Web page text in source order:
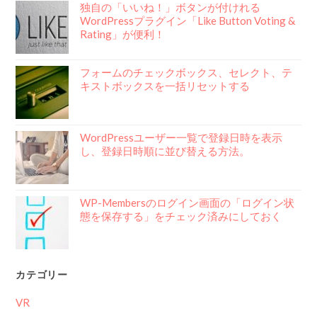
独自の「いいね！」ボタンが付けれる
WordPressプラグイン「Like Button Voting &
Rating」が便利！
フォームのチェックボックス、セレクト、テ
キストボックスを一括リセットする
WordPressユーザー一覧で登録日時を表示
し、登録日時順に並び替える方法。
WP-Membersのログイン画面の「ログイン状
態を保存する」をチェック済みにしておく
カテゴリー
VR